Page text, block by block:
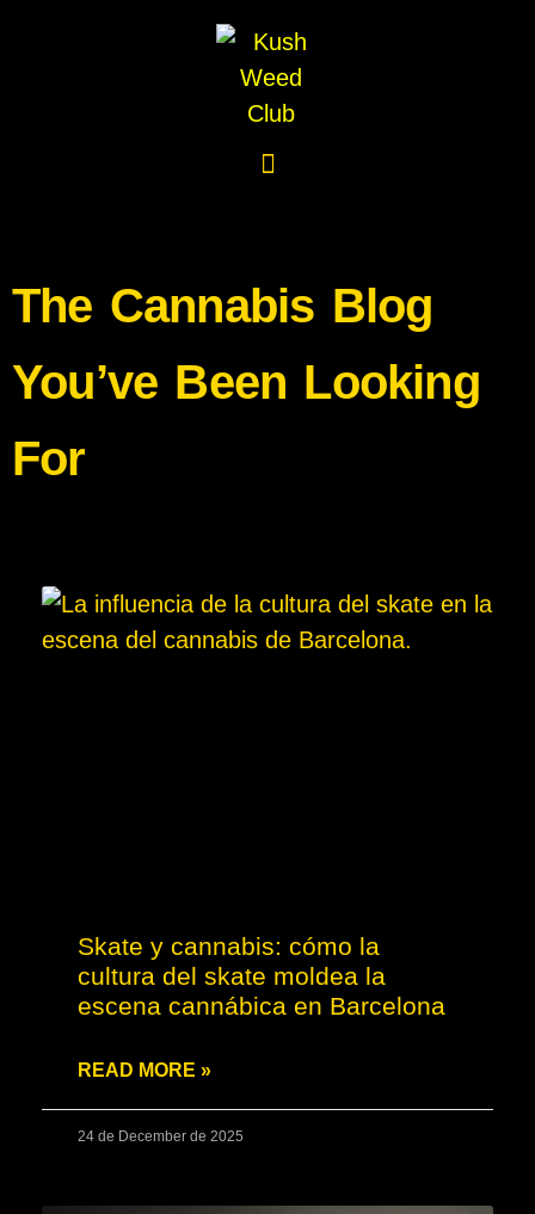
The Cannabis Blog
You’ve Been Looking
For
Skate y cannabis: cómo la
cultura del skate moldea la
escena cannábica en Barcelona
READ MORE »
24 de December de 2025